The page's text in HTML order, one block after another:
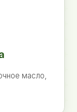
масло,